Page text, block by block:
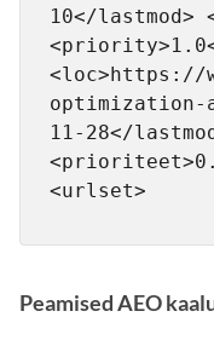
10</lastmod>
<loc>https://
optimization-
11-28</
<urlset>
Peamised AEO